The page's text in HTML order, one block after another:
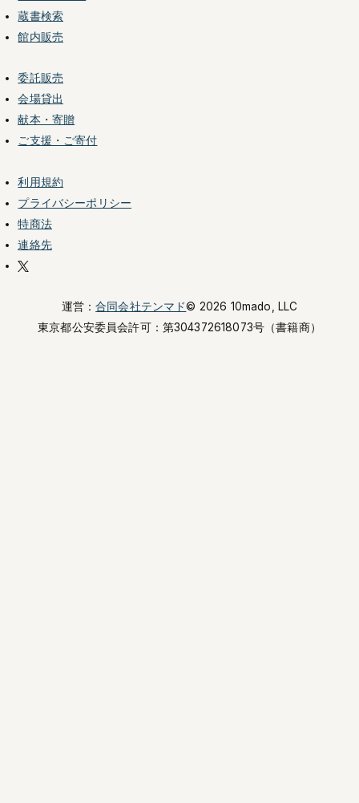
蔵書検索
館内販売
委託販売
会場貸出
献本・寄贈
ご支援・ご寄付
利用規約
プライバシーポリシー
特商法
連絡先
運営：合同会社テンマド© 2026 10mado, LLC
東京都公安委員会許可： 第304372618073号（書籍商）